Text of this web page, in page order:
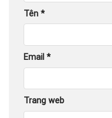
Tên *
Email *
Trang web